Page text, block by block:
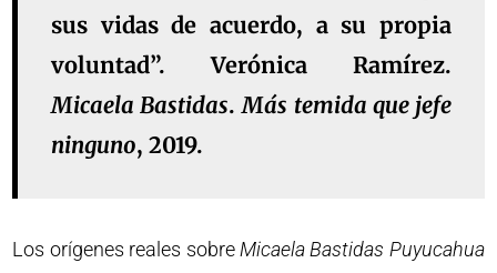
sus vidas de acuerdo, a su propia
voluntad”. Verónica Ramírez.
Micaela Bastidas.Más temida que jefe
ninguno, 2019.
Los orígenes reales sobre Micaela Bastidas Puyucahua